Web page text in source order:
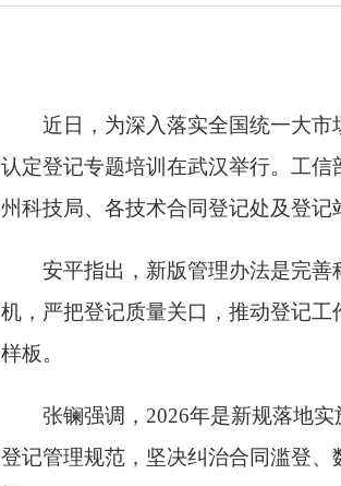
近 日，为深入落实全国统一大
认定登记专题培训 在武汉举行。 工信
州科技局、各技术合同登记处及登记
安平指出， 新版管理办法是完
机，严把登记质量关口，推动登记
样板。
张镧强调， 2026年是新规落地
登记管理规范，坚决纠治合同滥登